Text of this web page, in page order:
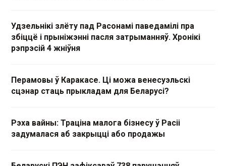
Удзельнікі злёту пад Расонамі паведамілі пра
збіццё і прыніжэнні пасля затрыманняў. Хронікі
рэпрэсій 4 жніўня
Перамовы ў Каракасе. Ці можа венесуэльскі
сцэнар стаць прыкладам для Беларусі?
Рэха вайны: Траціна малога бізнесу ў Расіі
задумалася аб закрыцці або продажы